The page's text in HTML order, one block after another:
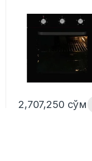
2,707,250 сўм